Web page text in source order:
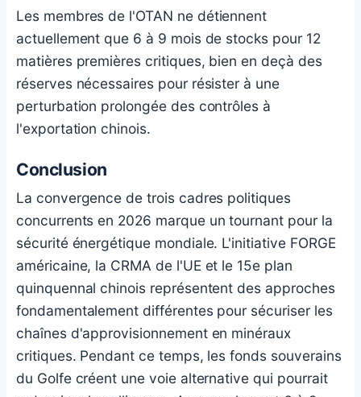
Les membres de l'OTAN ne détiennent
actuellement que 6 à 9 mois de stocks pour 12
matières premières critiques, bien en deçà des
réserves nécessaires pour résister à une
perturbation prolongée des contrôles à
l'exportation chinois.
Conclusion
La convergence de trois cadres politiques
concurrents en 2026 marque un tournant pour la
sécurité énergétique mondiale. L'initiative FORGE
américaine, la CRMA de l'UE et le 15e plan
quinquennal chinois représentent des approches
fondamentalement différentes pour sécuriser les
chaînes d'approvisionnement en minéraux
critiques. Pendant ce temps, les fonds souverains
du Golfe créent une voie alternative qui pourrait